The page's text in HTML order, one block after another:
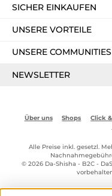
SICHER EINKAUFEN
UNSERE VORTEILE
UNSERE COMMUNITIES
NEWSLETTER
Über uns Shops Click
Alle Preise inkl. gesetzl.
© 2026 Da-Shisha - B2C -